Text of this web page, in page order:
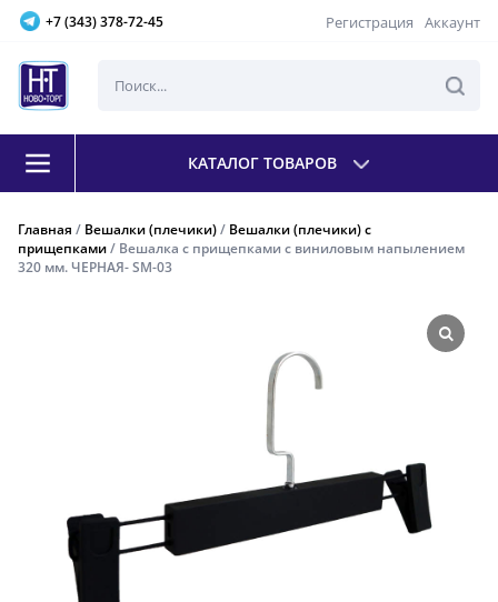
+7 (343) 378-72-45 Регистрация Аккаунт
КАТАЛОГ ТОВАРОВ
Главная / Вешалки (плечики)/ Вешалки (плечики) с
прищепками/ Вешалка с прищепками с виниловым напылением
320 мм. ЧЕРНАЯ- SM-03